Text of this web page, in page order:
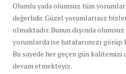
Olumlu yada olumsuz tüm
değerlidir. Güzel yorumlarınız
olmaktadır. Bunun dışında
yorumlarda ise hatalarımızı
Bu sayede her geçen gün
devam etmekteyiz.